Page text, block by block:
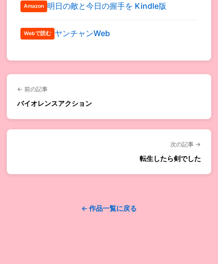
Amazon 明日の敵と今日の握手を Kindle版
Webで読む ヤンチャンWeb
← 前の記事
バイオレンスアクション
次の記事 →
転生したら剣でした
← 作品一覧に戻る